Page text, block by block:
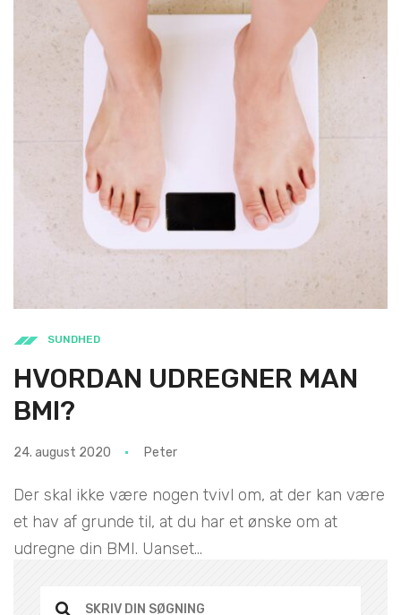
SUNDHED
HVORDAN UDREGNER MAN
BMI?
24. august 2020 Peter
Der skal ikke være nogen tvivl om, at der kan være
et hav af grunde til, at du har et ønske om at
udregne din BMI. Uanset...